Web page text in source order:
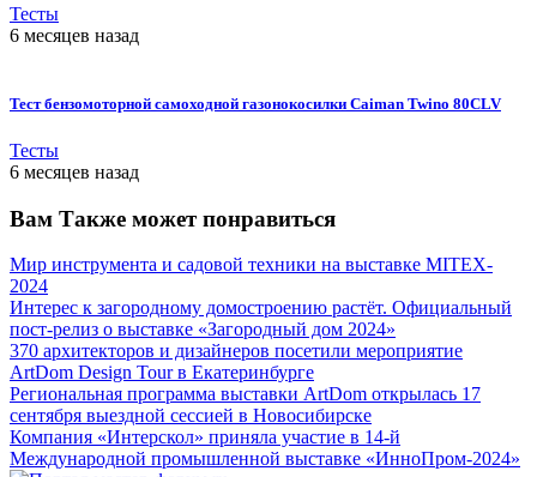
Тесты
6 месяцев назад
Тест бензомоторной самоходной газонокосилки Caiman Twino 80CLV
Тесты
6 месяцев назад
Вам Также может понравиться
Мир инструмента и садовой техники на выставке MITEX-
2024
Интерес к загородному домостроению растёт. Официальный
пост-релиз о выставке «Загородный дом 2024»
370 архитекторов и дизайнеров посетили мероприятие
ArtDom Design Tour в Екатеринбурге
Региональная программа выставки ArtDom открылась 17
сентября выездной сессией в Новосибирске
Компания «Интерскол» приняла участие в 14-й
Международной промышленной выставке «ИнноПром-2024»